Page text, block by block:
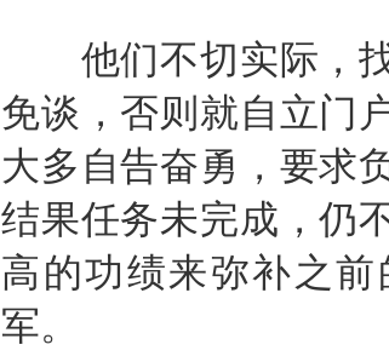
他们不切实际，找
免谈，否则就自立门
大多自告奋勇，要求
结果任务未完成，仍
高的功绩来弥补之
军。